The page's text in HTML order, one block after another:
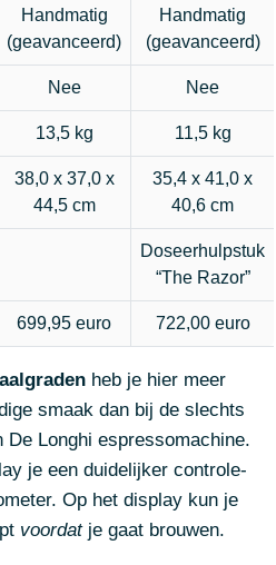
Handmatig
(geavanceerd)
Handmatig
(geavanceerd)
Nee Nee
13,5 kg 11,5 kg
38,0 x 37,0 x
44,5 cm
35,4 x 41,0 x
40,6 cm
Doseerhulpstuk
“The Razor”
699,95 euro 722,00 euro
heb je hier meer
smaak dan bij de slechts
De Longhi espressomachine.
je een duidelijker controle-
Op het display kun je
voordat je gaat brouwen.